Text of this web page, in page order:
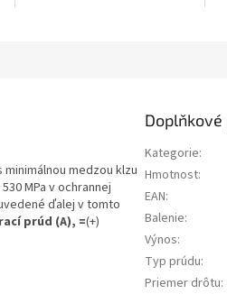
medzou klzu
MPa v ochrannej
ďalej v tomto
prúd (A), =(+)
Kategorie:
Hmotnost:
EAN:
Balenie:
Výnos:
Typ prúdu:
Priemer drôtu: